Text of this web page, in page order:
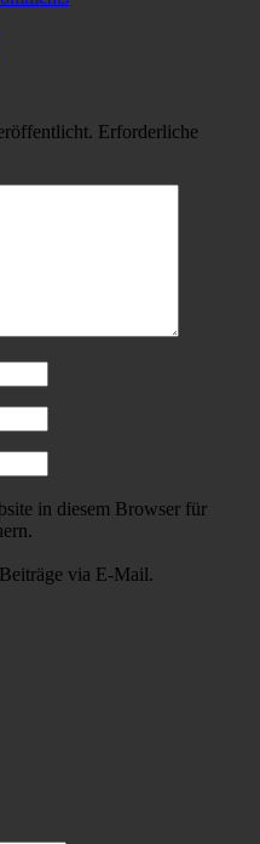
Erforderliche
in diesem Browser für
via E-Mail.